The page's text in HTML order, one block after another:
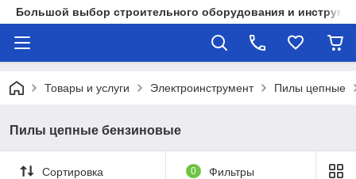
Большой выбор строительного оборудования и
Товары и услуги Электроинструмент Пилы цепные
Пилы цепные бензиновые
Сортировка 0 Фильтры